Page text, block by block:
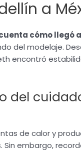
a
cómo llegó
del modelaje.
encontró
del
de calor y
embargo,